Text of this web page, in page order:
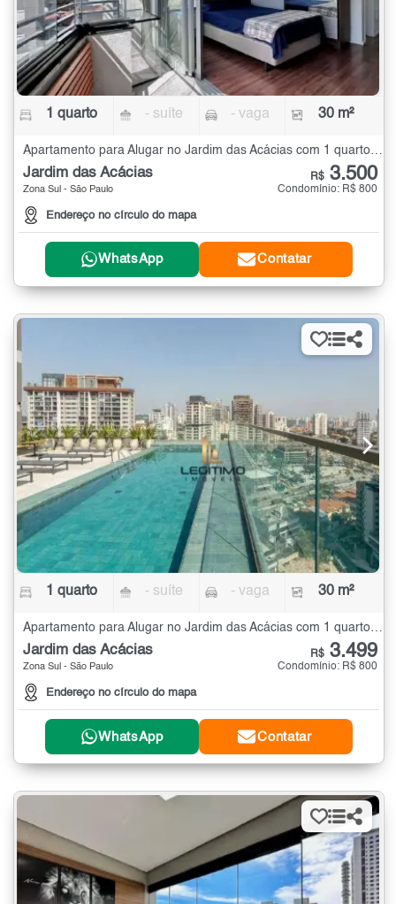
1 quarto - suíte - vaga 30 m²
Jardim das Acácias
Zona Sul - São Paulo
Endereço no círculo do mapa
R$ 3.500
Condomínio: R$ 800
WhatsApp Contatar
1 quarto - suíte - vaga 30 m²
Apartamento para Alugar no Jardim das Acácias com 1 quarto - 30 m²
Jardim das Acácias
Zona Sul - São Paulo
Endereço no círculo do mapa
R$ 3.499
Condomínio: R$ 800
WhatsApp Contatar